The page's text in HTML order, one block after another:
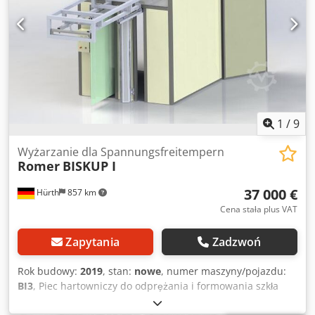
wyłącznie do spieniania białego polistyrenu) Za dodatkowa
oplata istnieje możliwość zorganizowania przez nasza
firmę transportu, oraz montażu i uruchomienia maszyny
przez naszych techników we wskazanym przez klienta
1 /9
Hürth 857 km
Wyżarzanie dla Spannungsfreitempern
Romer BISKUP I
37 000 €
Cena stała plus VAT
Zapytania Zadzwoń
Rok budowy: 2019, stan: nowe, numer maszyny/pojazdu:
BI3, Piec hartowniczy do odprężania i formowania szkła
akrylowego Cjdpfjb Nzycjx Apbsha Piec posiada dwoje